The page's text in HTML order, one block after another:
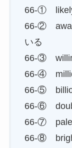
66-①
66-②
いる
66-③
66-④
66-⑤
66-⑥
66-⑦ pale
66-⑧